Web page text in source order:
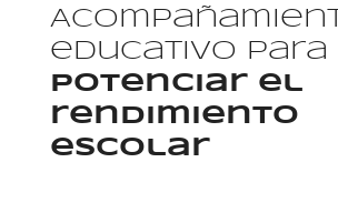
educativo para
potenciar el
rendimiento
escolar